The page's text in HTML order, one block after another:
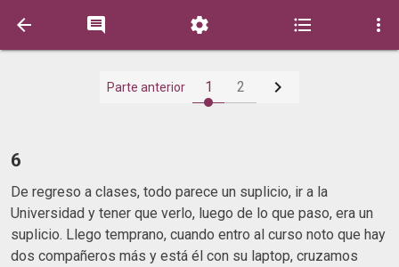
    
Parte anterior 1 2 
6
De regreso a clases, todo parece un suplicio, ir a la
Universidad y tener que verlo, luego de lo que paso, era un
suplicio. Llego temprano, cuando entro al curso noto que hay
dos compañeros más y está él con su laptop, cruzamos